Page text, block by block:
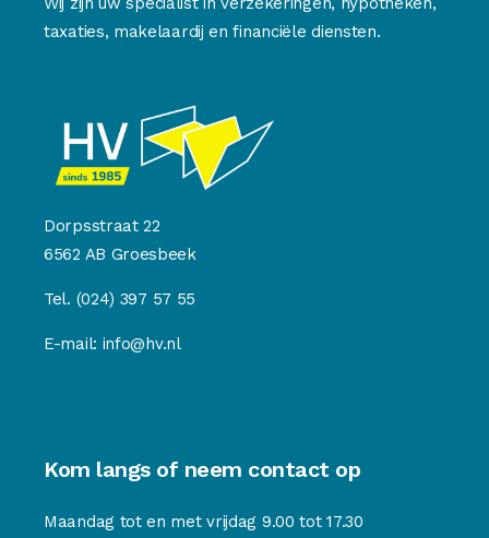
taxaties, makelaardij en financiële diensten.
Dorpsstraat 22
6562 AB Groesbeek
Tel. (024) 397 57 55
E-mail: info@hv.nl
Kom langs of neem contact op
Maandag tot en met vrijdag 9.00 tot 17.30